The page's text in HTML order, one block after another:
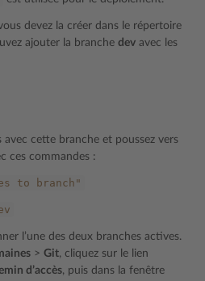
devez la créer dans le répertoire
ajouter la branche dev avec les
avec cette branche et poussez vers
ces commandes :
to branch"
l’une des deux branches actives.
> Git, cliquez sur le lien
d’accès, puis dans la fenêtre